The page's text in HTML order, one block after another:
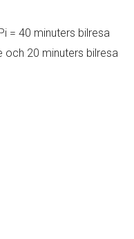
= 40 minuters bilresa
och 20 minuters bilresa